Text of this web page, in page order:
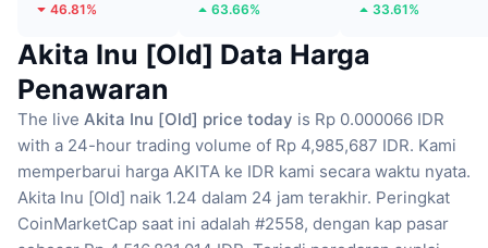
46.81% 63.66% 33.61%
Akita Inu [Old] Data Harga
Penawaran
The live Akita Inu [Old] price today is Rp 0.000066 IDR
with a 24-hour trading volume of Rp 4,985,687 IDR. Kami
memperbarui harga AKITA ke IDR kami secara waktu nyata.
Akita Inu [Old] naik 1.24 dalam 24 jam terakhir. Peringkat
CoinMarketCap saat ini adalah #2558, dengan kap pasar